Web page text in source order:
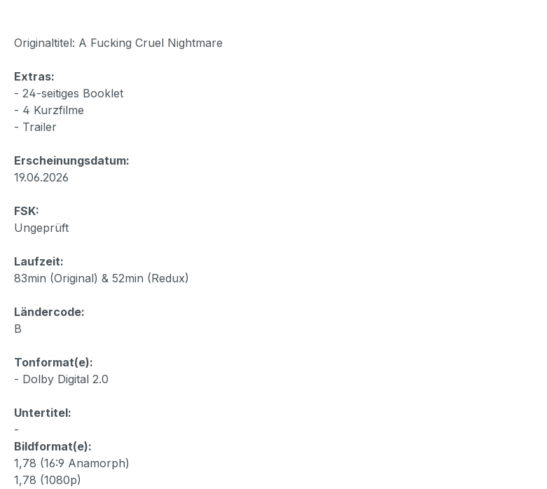
Originaltitel: A Fucking Cruel Nightmare
Extras:
- 24-seitiges Booklet
- 4 Kurzfilme
- Trailer
Erscheinungsdatum:
19.06.2026
FSK:
Ungeprüft
Laufzeit:
83min (Original) & 52min (Redux)
Ländercode:
B
Tonformat(e):
- Dolby Digital 2.0
Untertitel:
-
Bildformat(e):
1,78 (16:9 Anamorph)
1,78 (1080p)